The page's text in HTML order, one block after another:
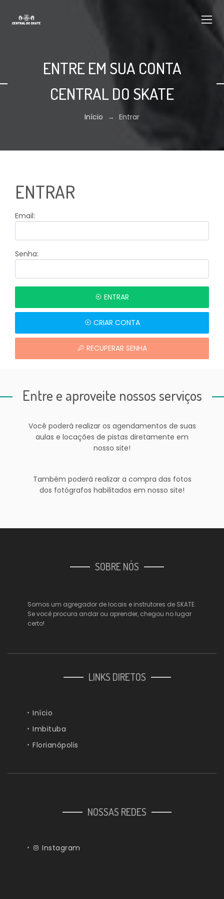
ENTRE EM SUA CONTA
CENTRAL DO SKATE
Início → Entrar
ENTRAR
Email:
Senha:
ENTRAR
CRIAR CONTA
RECUPERAR SENHA
Entre e aproveite nossos serviços
Você poderá realizar os agendamentos de suas
aulas e locações de pistas diretamente em
nosso site!
Também poderá realizar a compra das fotos
dos fotógrafos habilitados em nosso site!
SOBRE NÓS
Somos um agregador de locais e instrutores de SKATE.
Se você procura andar ou aprender, chegou no lugar
certo!
LINKS DIRETOS
Início
Imbituba
Florianópolis
NOSSAS REDES
Instagram